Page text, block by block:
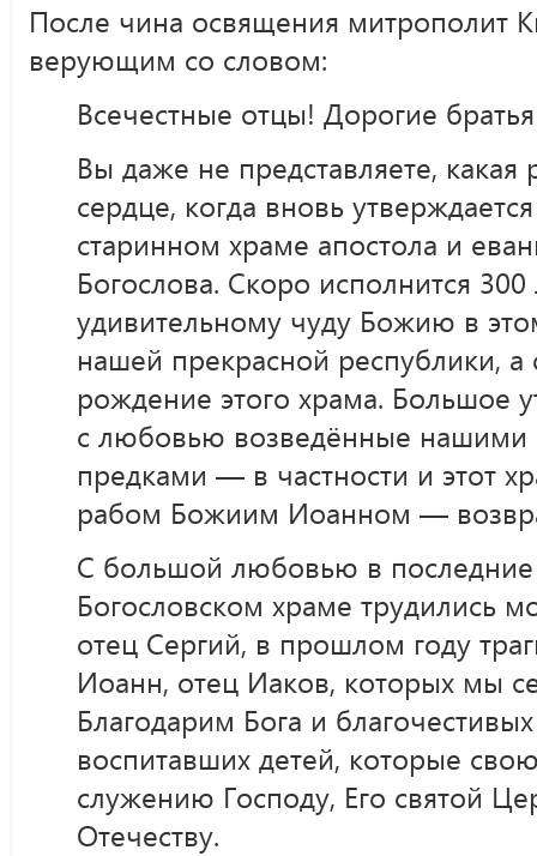
После чина освящения митрополит
верующим со словом:
Всечестные отцы! Дорогие
Вы даже не представляете, какая
сердце, когда вновь
старинном храме апостола и
Богослова. Скоро исполнится 300
удивительному чуду Божию в
нашей прекрасной республики,
рождение этого храма. Большое
с любовью возведённые нашими
предками — в частности и этот
рабом Божиим Иоанном —
С большой любовью в
Богословском храме трудились
отец Сергий, в прошлом году
Иоанн, отец Иаков, которых мы
Благодарим Бога и
воспитавших детей, которые
служению Господу, Его святой
Отечеству.